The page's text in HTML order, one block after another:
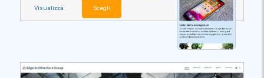
Visualizza Scegli